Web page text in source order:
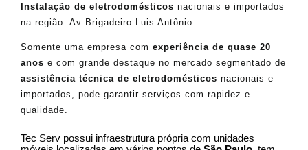
Instalação de eletrodomésticos nacionais e importados
na região: Av Brigadeiro Luis Antônio.
Somente uma empresa com experiência de quase 20
anos e com grande destaque no mercado segmentado de
assistência técnica de eletrodomésticos nacionais e
importados, pode garantir serviços com rapidez e
qualidade.
Tec Serv possui infraestrutura própria com unidades